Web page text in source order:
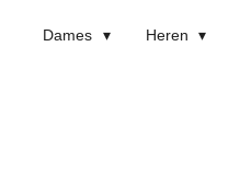
Dames Heren